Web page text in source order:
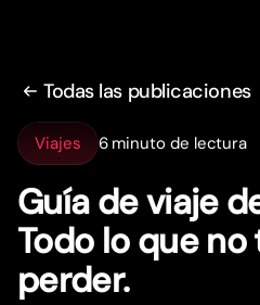
Todas las publicaciones
Viajes 6 minuto de lectura
Guía de viaje
Todo lo que
perder.